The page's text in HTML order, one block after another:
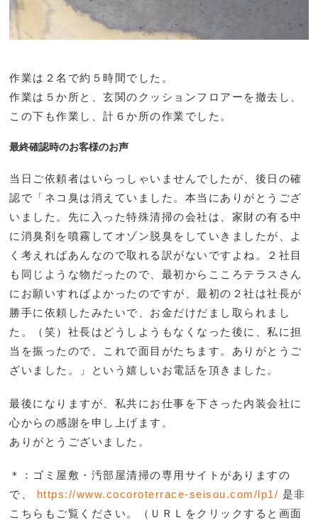
作業は２名で約５時間でした。
作業は５か所と、玄関のクッションフロアーを撤去し、
この下も作業し、計６か所の作業でした。
最終確認時のお客様のお声
当日ご依頼者はいらっしゃいませんでしたが、後日の確
認で「ネコ臭は消えていました。本当にありがとうござ
いました。先に入った特殊清掃の会社は、家財の有る中
に消臭剤を噴霧してオゾン脱臭をしていきましたが、よ
く考えればあんなので取れる訳がないですよね。２社目
も同じような物だったので、最初からこころテラスさん
にお願いすればよかったのですが、最初の２社は社長が
勝手に依頼したみたいで、お金だけだまし取られまし
た。（笑）社長はどうしようもなくなった後に、私に担
当を振ったので、これで面目がたちます。ありがとうご
ざいました。」という嬉しいお電話を頂きました。
最後になりますが、私共にお仕事を下さった内装会社に
心からの感謝を申し上げます。
ありがとうございました。
＊：ゴミ屋敷・汚部屋清掃の専用サイトがありますの
で、 https://www.cocoroterrace-seisou.com/lp1/ 是非
こち らもご覧ください。（ＵＲＬをクリックすると画面